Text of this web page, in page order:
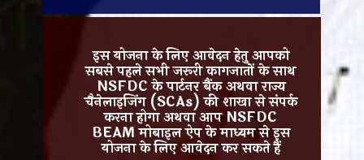
इस योजना के लिए आवेदन हेतु आपको
सबसे पहले सभी जरूरी कागजातों के साथ
NSFDC के पार्टनर बैंक अथवा राज्य
चैनेलाइजिंग (SCAs) की शाखा से संपर्क
करना होगा अथवा आप NSFDC
BEAM मोबाइल ऐप के माध्यम से इस
योजना के लिए आवेदन कर सकते हैं